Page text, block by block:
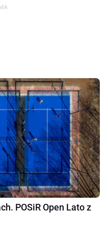
POSiR Open Lato z